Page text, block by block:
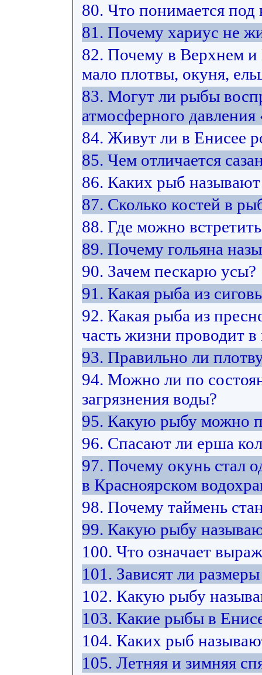
80. Что понимается под
81. Почему хариус не
82. Почему в Верхнем
мало плотвы, окуня,
83. Могут ли рыбы
атмосферного
84. Живут ли в Енисее
85. Чем отличается
86. Каких рыб
87. Сколько костей в
88. Где можно
89. Почему гольяна
90. Зачем пескарю усы?
91. Какая рыба из
92. Какая рыба из
часть жизни проводит
93. Правильно ли
94. Можно ли по
загрязнения воды?
95. Какую рыбу можно
96. Спасают ли ерша
97. Почему окунь стал
в Красноярском
98. Почему таймень
99. Какую рыбу
100. Что означает
101. Зависят ли
102. Какую рыбу
103. Какие рыбы в
104. Каких рыб
105. Летняя и зимняя